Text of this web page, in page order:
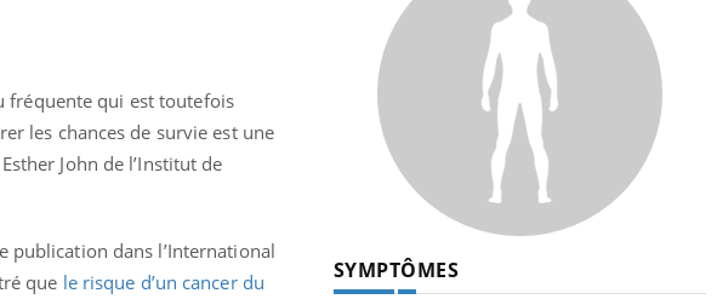
fréquente qui est toutefois
les chances de survie est une
John de l’Institut de
publication dans l’International
que le risque d’un cancer du
SYMPTÔMES